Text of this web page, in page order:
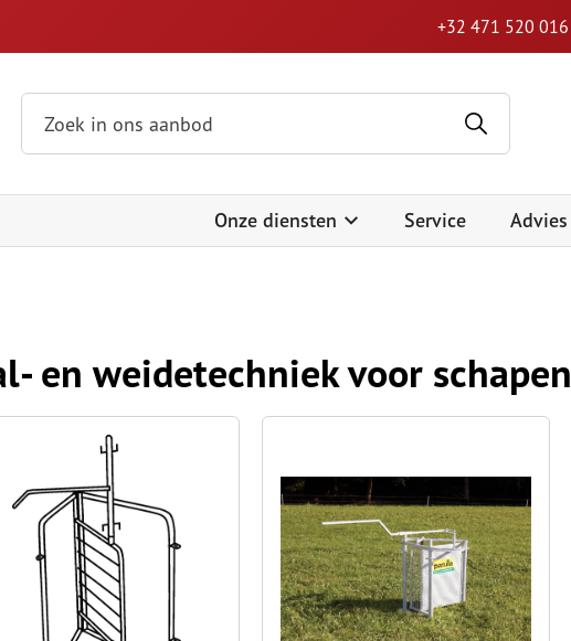
+32 471 520 016
Onze diensten Service Advies
en weidetechniek voor schapen